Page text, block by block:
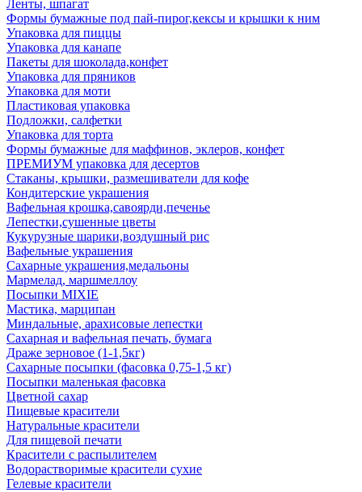
Ленты, шпагат
Формы бумажные под пай-пирог,кексы и крышки к ним
Упаковка для пиццы
Упаковка для канапе
Пакеты для шоколада,конфет
Упаковка для пряников
Упаковка для моти
Пластиковая упаковка
Подложки, салфетки
Упаковка для торта
Формы бумажные для маффинов, эклеров, конфет
ПРЕМИУМ упаковка для десертов
Стаканы, крышки, размешиватели для кофе
Кондитерские украшения
Вафельная крошка,савоярди,печенье
Лепестки,сушенные цветы
Кукурузные шарики,воздушный рис
Вафельные украшения
Сахарные украшения,медальоны
Мармелад, маршмеллоу
Посыпки MIXIE
Мастика, марципан
Миндальные, арахисовые лепестки
Сахарная и вафельная печать, бумага
Драже зерновое (1-1,5кг)
Сахарные посыпки (фасовка 0,75-1,5 кг)
Посыпки маленькая фасовка
Цветной сахар
Пищевые красители
Натуральные красители
Для пищевой печати
Красители с распылителем
Водорастворимые красители сухие
Гелевые красители